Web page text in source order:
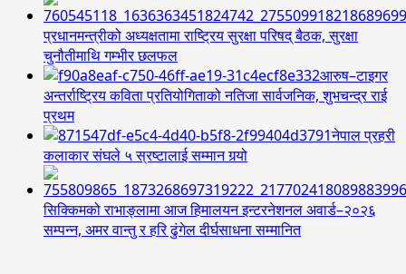
प्रधानमन्त्रीको अध्यक्षतामा राष्ट्रिय सुरक्षा परिषद् बैठक, सुरक्षा
चुनौतीमाथि गम्भीर छलफल
आरुष–टाइगर
अन्तर्राष्ट्रिय कविता प्रतियोगिताको नतिजा सार्वजनिक, शुभचन्द्र राई
प्रथम
नेपाल प्रहरी
कलाकार संघले ५ स्रष्टालाई सम्मान गर्‍यो
सिक्किमको राभाङ्लामा आज हिमालयन इन्टरनेशनल अवार्ड–२०२६
सम्पन्न, अमर वान्तु र हरि ढुंगेल दीर्घसाधना सम्मानित